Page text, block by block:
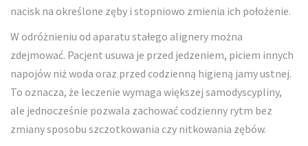
nacisk na określone zęby i stopniowo zmienia ich położenie.
W odróżnieniu od aparatu stałego alignery można
zdejmować. Pacjent usuwa je przed jedzeniem, piciem innych
napojów niż woda oraz przed codzienną higieną jamy ustnej.
To oznacza, że leczenie wymaga większej samodyscypliny,
ale jednocześnie pozwala zachować codzienny rytm bez
zmiany sposobu szczotkowania czy nitkowania zębów.